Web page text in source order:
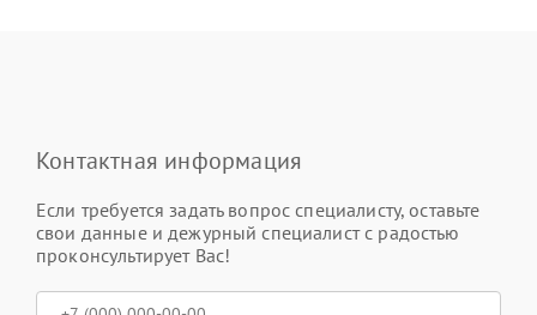
Контактная информация
Если требуется задать вопрос специалисту, оставьте
свои данные и дежурный специалист с радостью
проконсультирует Вас!